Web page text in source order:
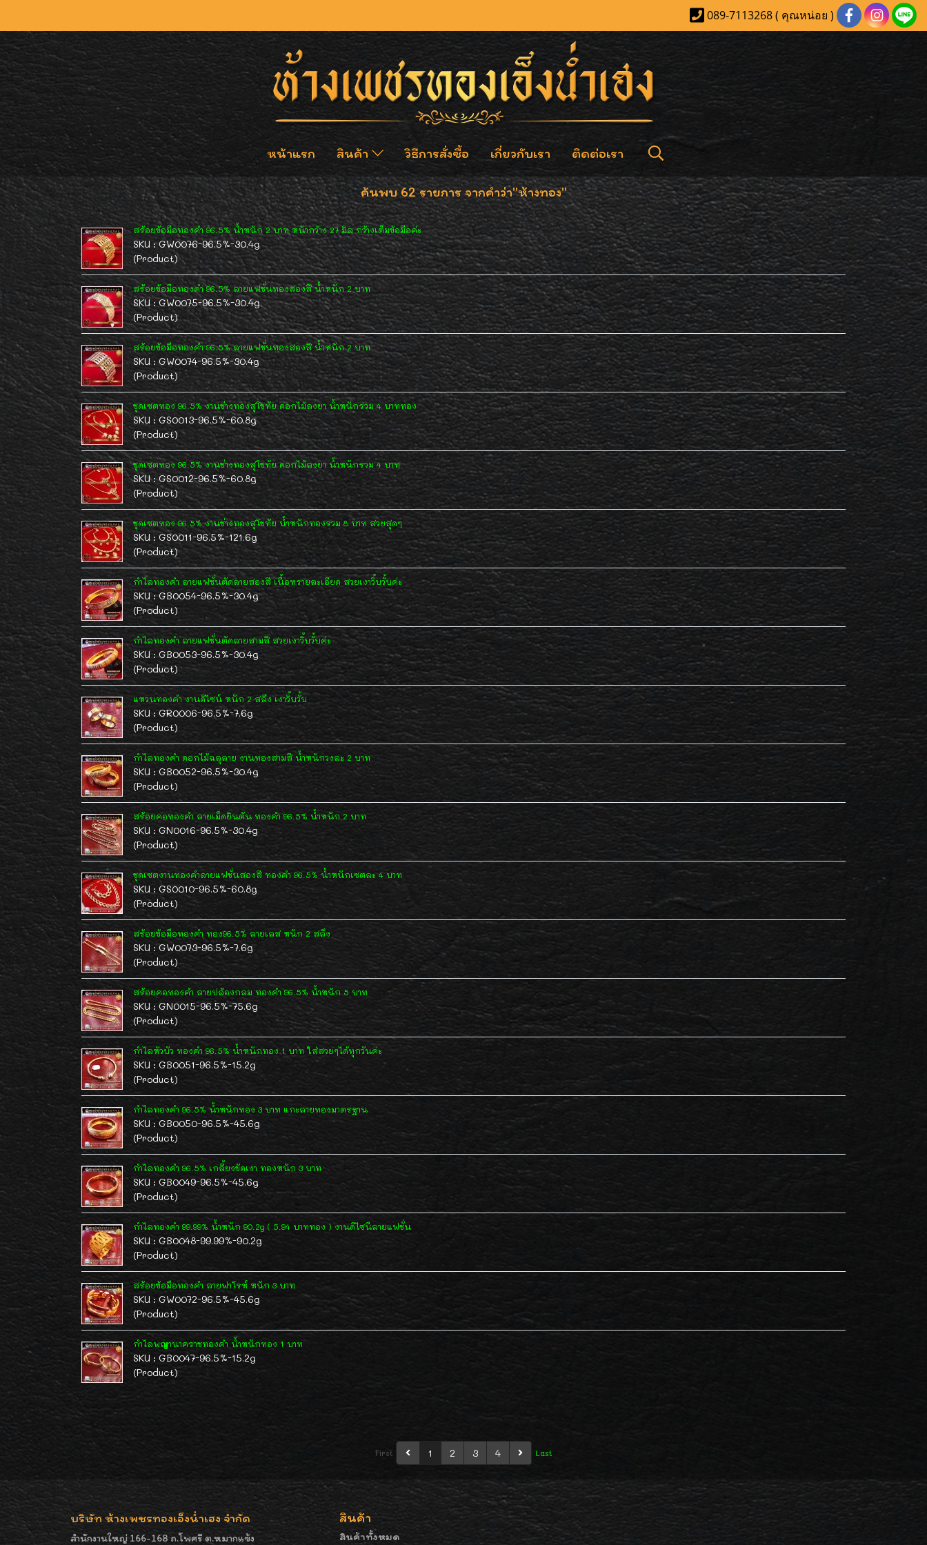
089-7113268 ( คุณหน่อย )
หน้าแรก สินค้า วิธีการสั่งซื้อ เกี่ยวกับเรา ติดต่อเรา
ค้นพบ 62 รายการ จากคำว่า"ห้างทอง"
สร้อยข้อมือทองคำ 96.5% น้ำหนัก 2 บาท หน้ากว้าง 27 มิล กว้างเต็มข้อมือค่ะ
SKU : GW0076-96.5%-30.4g
(Product)
สร้อยข้อมือทองคำ 96.5% ลายแฟชั่นทองสองสี น้ำหนัก 2 บาท
SKU : GW0075-96.5%-30.4g
(Product)
สร้อยข้อมือทองคำ 96.5% ลายแฟชั่นทองสองสี น้ำหนัก 2 บาท
SKU : GW0074-96.5%-30.4g
(Product)
ชุดเซตทอง 96.5% งานช่างทองสุโขทัย ดอกไม้ลงยา น้ำหนักรวม 4 บาททอง
SKU : GS0013-96.5%-60.8g
(Product)
ชุดเซตทอง 96.5% งานช่างทองสุโขทัย ดอกไม้ลงยา น้ำหนักรวม 4 บาท
SKU : GS0012-96.5%-60.8g
(Product)
ชุดเซตทอง 96.5% งานช่างทองสุโขทัย น้ำหนักทองรวม 8 บาท สวยสุดๆ
SKU : GS0011-96.5%-121.6g
(Product)
กำไลทองคำ ลายแฟชั่นตัดลายสองสี เนื้อทรายละเอียด สวยเงาวิ้บวั้บค่ะ
SKU : GB0054-96.5%-30.4g
(Product)
กำไลทองคำ ลายแฟชั่นตัดลายสามสี สวยเงาวิ้บวั้บค่ะ
SKU : GB0053-96.5%-30.4g
(Product)
แหวนทองคำ งานดีไซน์ หนัก 2 สลึง เงาวิ้บวั้บ
SKU : GR0006-96.5%-7.6g
(Product)
กำไลทองคำ ดอกไม้ฉลุลาย งานทองสามสี น้ำหนักวงละ 2 บาท
SKU : GB0052-96.5%-30.4g
(Product)
สร้อยคอทองคำ ลายเม็ดยินตัน ทองคำ 96.5% น้ำหนัก 2 บาท
SKU : GN0016-96.5%-30.4g
(Product)
ชุดเซตงานทองคำลายแฟชั่นสองสี ทองคำ 96.5% น้ำหนักเซตละ 4 บาท
SKU : GS0010-96.5%-60.8g
(Product)
สร้อยข้อมือทองคำ ทอง96.5% ลายเลส หนัก 2 สลึง
SKU : GW0073-96.5%-7.6g
(Product)
สร้อยคอทองคำ ลายปล้องกลม ทองคำ 96.5% น้ำหนัก 5 บาท
SKU : GN0015-96.5%-75.6g
(Product)
กำไลหัวบัว ทองคำ 96.5% น้ำหนักทอง 1 บาท ใส่สวยๆได้ทุกวันค่ะ
SKU : GB0051-96.5%-15.2g
(Product)
กำไลทองคำ 96.5% น้ำหนักทอง 3 บาท แกะลายทองมาตรฐาน
SKU : GB0050-96.5%-45.6g
(Product)
กำไลทองคำ 96.5% เกลี้ยงขัดเงา ทองหนัก 3 บาท
SKU : GB0049-96.5%-45.6g
(Product)
กำไลทองคำ 99.99% น้ำหนัก 90.2g ( 5.94 บาททอง ) งานดีไซนืลายแฟชั่น
SKU : GB0048-99.99%-90.2g
(Product)
สร้อยข้อมือทองคำ ลายฟาโรห์ หนัก 3 บาท
SKU : GW0072-96.5%-45.6g
(Product)
กำไลพญานาคราชทองคำ น้ำหนักทอง 1 บาท
SKU : GB0047-96.5%-15.2g
(Product)
First 1 2 3 4 Last
บริษัท ห้างเพชรทองเอ็งน่ำเฮง จำกัด
สำนักงานใหญ่ 166-168 ถ.โพศรี ต.หมากแข้ง
สินค้า
สินค้าทั้งหมด